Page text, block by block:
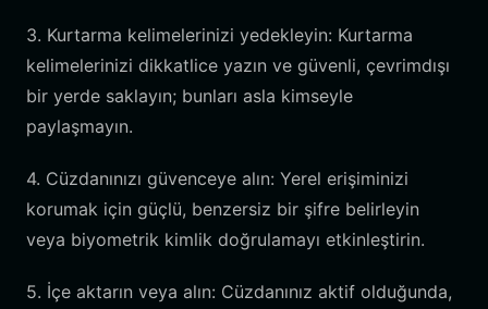
3. Kurtarma kelimelerinizi yedekleyin: Kurtarma
kelimelerinizi dikkatlice yazın ve güvenli, çevrimdışı
bir yerde saklayın; bunları asla kimseyle
paylaşmayın.
4. Cüzdanınızı güvenceye alın: Yerel erişiminizi
korumak için güçlü, benzersiz bir şifre belirleyin
veya biyometrik kimlik doğrulamayı etkinleştirin.
5. İçe aktarın veya alın: Cüzdanınız aktif olduğunda,